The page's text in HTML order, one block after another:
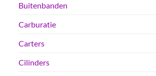
Buitenbanden
Carburatie
Carters
Cilinders